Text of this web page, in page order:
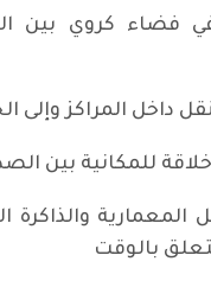
فضاء كروي بين
داخل المراكز وإلى
للمكانية بين
المعمارية والذاكرة
بالوقت